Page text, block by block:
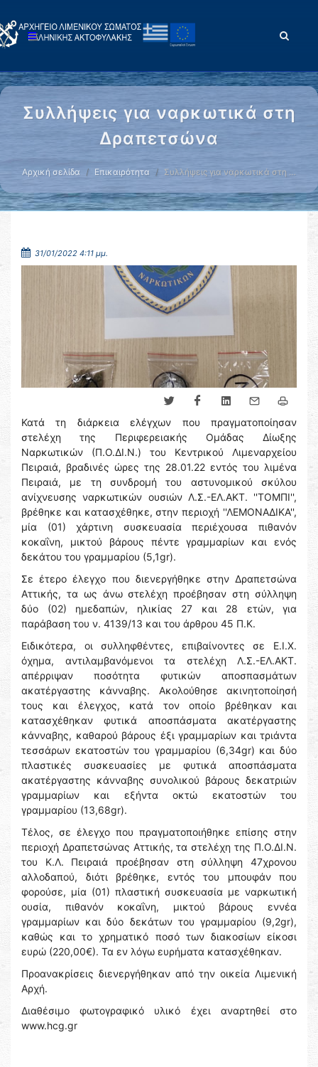
Συλλήψεις για ναρκωτικά στη
Δραπετσώνα
Αρχική σελίδα Επικαιρότητα Συλλήψεις για ναρκωτικά στη …
31/01/2022 4:11 μμ.
Κατά τη διάρκεια ελέγχων που πραγματοποίησαν
στελέχη της Περιφερειακής Ομάδας Δίωξης
Ναρκωτικών (Π.Ο.ΔΙ.Ν.) του Κεντρικού Λιμεναρχείου
Πειραιά, βραδινές ώρες της 28.01.22 εντός του λιμένα
Πειραιά, με τη συνδρομή του αστυνομικού σκύλου
ανίχνευσης ναρκωτικών ουσιών Λ.Σ.-ΕΛ.ΑΚΤ. ''ΤΟΜΠΙ'',
βρέθηκε και κατασχέθηκε, στην περιοχή ''ΛΕΜΟΝΑΔΙΚΑ'',
μία (01) χάρτινη συσκευασία περιέχουσα πιθανόν
κοκαΐνη, μικτού βάρους πέντε γραμμαρίων και ενός
δεκάτου του γραμμαρίου (5,1gr).
Σε έτερο έλεγχο που διενεργήθηκε στην Δραπετσώνα
Αττικής, τα ως άνω στελέχη προέβησαν στη σύλληψη
δύο (02) ημεδαπών, ηλικίας 27 και 28 ετών, για
παράβαση του ν. 4139/13 και του άρθρου 45 Π.Κ.
Ειδικότερα, οι συλληφθέντες, επιβαίνοντες σε Ε.Ι.Χ.
όχημα, αντιλαμβανόμενοι τα στελέχη Λ.Σ.-ΕΛ.ΑΚΤ.
απέρριψαν ποσότητα φυτικών αποσπασμάτων
ακατέργαστης κάνναβης. Ακολούθησε ακινητοποίησή
τους και έλεγχος, κατά τον οποίο βρέθηκαν και
κατασχέθηκαν φυτικά αποσπάσματα ακατέργαστης
κάνναβης, καθαρού βάρους έξι γραμμαρίων και τριάντα
τεσσάρων εκατοστών του γραμμαρίου (6,34gr) και δύο
πλαστικές συσκευασίες με φυτικά αποσπάσματα
ακατέργαστης κάνναβης συνολικού βάρους δεκατριών
γραμμαρίων και εξήντα οκτώ εκατοστών του
γραμμαρίου (13,68gr).
Τέλος, σε έλεγχο που πραγματοποιήθηκε επίσης στην
περιοχή Δραπετσώνας Αττικής, τα στελέχη της Π.Ο.ΔΙ.Ν.
του Κ.Λ. Πειραιά προέβησαν στη σύλληψη 47χρονου
αλλοδαπού, διότι βρέθηκε, εντός του μπουφάν που
φορούσε, μία (01) πλαστική συσκευασία με ναρκωτική
ουσία, πιθανόν κοκαΐνη, μικτού βάρους εννέα
γραμμαρίων και δύο δεκάτων του γραμμαρίου (9,2gr),
καθώς και το χρηματικό ποσό των διακοσίων είκοσι
ευρώ (220,00€). Τα εν λόγω ευρήματα κατασχέθηκαν.
Προανακρίσεις διενεργήθηκαν από την οικεία Λιμενική
Αρχή.
Διαθέσιμο φωτογραφικό υλικό έχει αναρτηθεί στο
www.hcg.gr